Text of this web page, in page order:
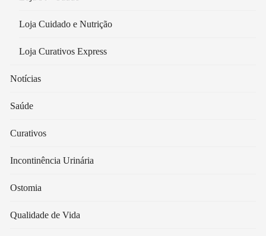
Loja Cuidado e Nutrição
Loja Curativos Express
Notícias
Saúde
Curativos
Incontinência Urinária
Ostomia
Qualidade de Vida